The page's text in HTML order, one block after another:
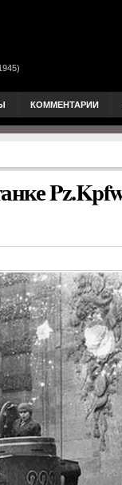
КОММЕНТАРИИ